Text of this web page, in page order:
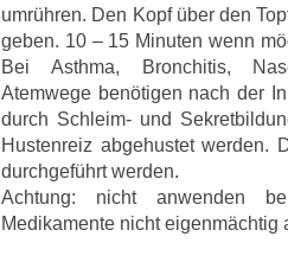
umrühren. Den Kopf über den
geben. 10 – 15 Minuten wenn
Bei Asthma, Bronchitis,
Atemwege benötigen nach der
durch Schleim- und
Hustenreiz abgehustet werden.
durchgeführt werden.
Achtung: nicht anwenden
Medikamente nicht eigenmächtig